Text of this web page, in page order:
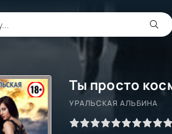
УРАЛЬСКАЯ АЛЬБИНА